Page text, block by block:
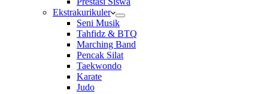
Ekstrakurikuler
Seni Musik
Tahfidz & BTQ
Marching Band
Pencak Silat
Taekwondo
Karate
Judo